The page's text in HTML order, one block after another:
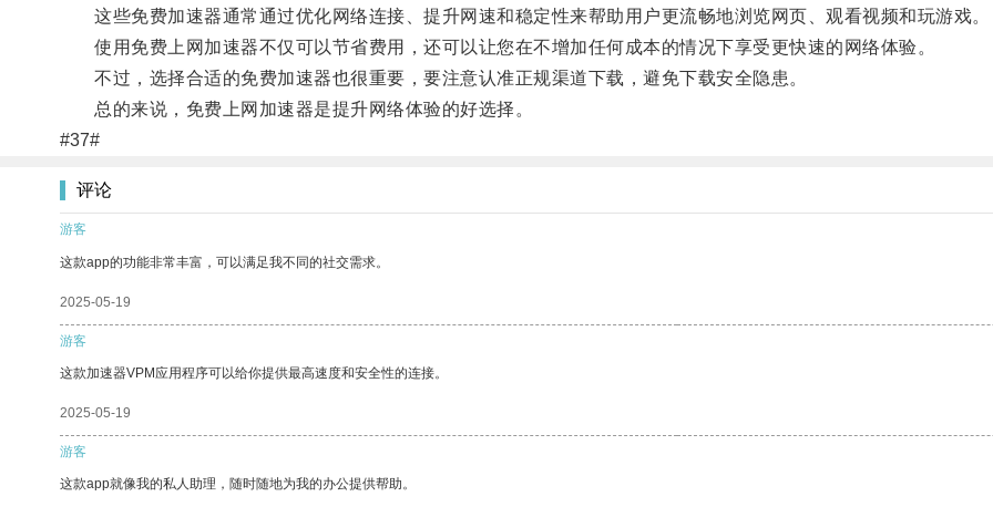
这些免费加速器通常通过优化网络连接、提升网速和稳定性来帮助用户更流畅地浏览网页、观看视频和玩游戏。
使用免费上网加速器不仅可以节省费用，还可以让您在不增加任何成本的情况下享受更快速的网络体验。
不过，选择合适的免费加速器也很重要，要注意认准正规渠道下载，避免下载安全隐患。
总的来说，免费上网加速器是提升网络体验的好选择。
#37#
评论
游客
这款app的功能非常丰富，可以满足我不同的社交需求。
2025-05-19
游客
这款加速器VPM应用程序可以给你提供最高速度和安全性的连接。
2025-05-19
游客
这款app就像我的私人助理，随时随地为我的办公提供帮助。